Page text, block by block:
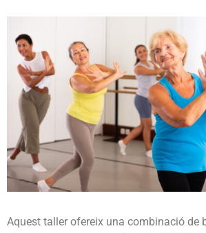
Aquest taller ofereix una combinació de